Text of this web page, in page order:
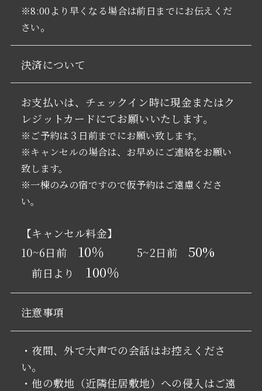
※8:00より早くなる場合は前日までにお伝えくだ
さい。
決済について
お支払いは、チェックイン時に現金またはク
レジットカードにてお願いいたします。
※ご予約は３日前までにお願い致します。
※キャンセルの場合は、お早めにご連絡をお願い
致します。
※一棟のみの宿ですので仮予約はご遠慮くださ
い。
【キャンセル料金】
10~6日前 10％ 5~2日前 50%
前日より 100％
注意事項
・夜間、外で大声での会話はお控えくださ
い。
・他の敷地（近隣住居敷地）への侵入はご遠